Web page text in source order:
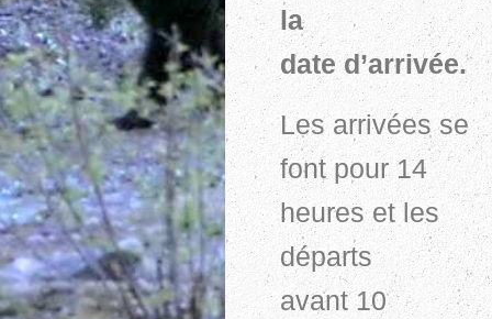
la
dated’arrivée.
Les arrivées se
font pour 14
heures et les
départs
avant 10